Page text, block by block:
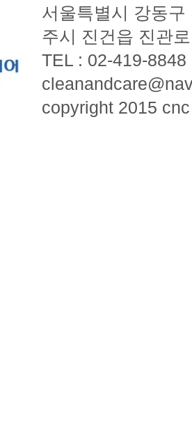
서울특별시 강동
주시 진건읍 진관
TEL : 02-419-
copyright 2015